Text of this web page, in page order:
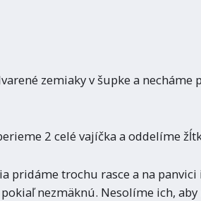
zemiaky v šupke a necháme
2 celé vajíčka a oddelíme
pridáme trochu rasce a na
nezmäknú. Nesolíme ich,